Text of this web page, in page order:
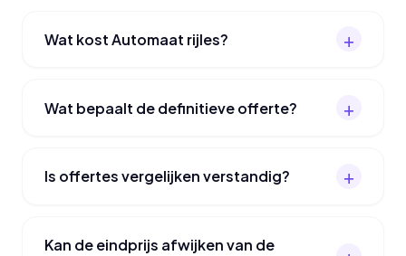
Wat kost Automaat rijles?
Wat bepaalt de definitieve offerte?
Is offertes vergelijken verstandig?
Kan de eindprijs afwijken van de